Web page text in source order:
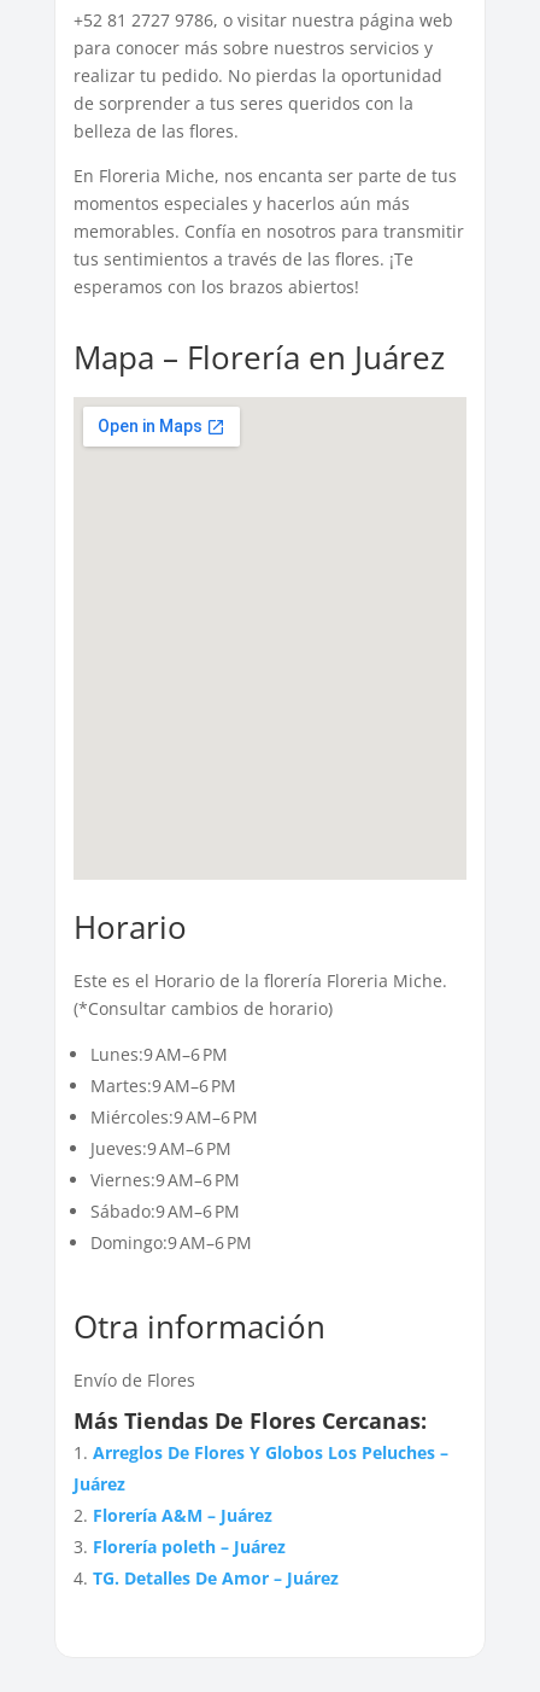
+52 81 2727 9786, o visitar nuestra página web
para conocer más sobre nuestros servicios y
realizar tu pedido. No pierdas la oportunidad
de sorprender a tus seres queridos con la
belleza de las flores.
En Floreria Miche, nos encanta ser parte de tus
momentos especiales y hacerlos aún más
memorables. Confía en nosotros para transmitir
tus sentimientos a través de las flores. ¡Te
esperamos con los brazos abiertos!
Mapa – Florería en Juárez
Horario
Este es el Horario de la florería Floreria Miche.
(*Consultar cambios de horario)
Lunes:9 AM–6 PM
Martes:9 AM–6 PM
Miércoles:9 AM–6 PM
Jueves:9 AM–6 PM
Viernes:9 AM–6 PM
Sábado:9 AM–6 PM
Domingo:9 AM–6 PM
Otra información
Envío de Flores
Más Tiendas De Flores Cercanas:
Arreglos De Flores Y Globos Los Peluches –
Juárez
Florería A&M – Juárez
Florería poleth – Juárez
TG. Detalles De Amor – Juárez